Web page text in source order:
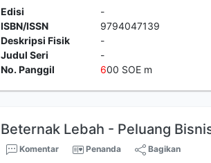
Edisi
-
ISBN/ISSN
9794047139
Deskripsi Fisik
-
Judul Seri
-
No. Panggil
600 SOE m
Beternak Lebah - Peluang
Komentar Penanda Bagikan